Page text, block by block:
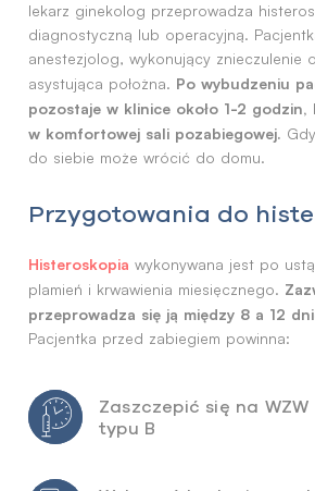
lekarz ginekolog przeprowadza
diagnostyczną lub operacyjną.
anestezjolog, wykonujący znieczulenie
asystująca położna. Po wybudzeniu
pozostaje w klinice około 1-2
w komfortowej sali pozabiegowej.
do siebie może wrócić do domu.
Przygotowania do
Histeroskopia wykonywana jest po
plamień i krwawienia miesięcznego.
przeprowadza się ją między 8 a 12
Pacjentka przed zabiegiem powinna:
Zaszczepić się na WZW
typu B